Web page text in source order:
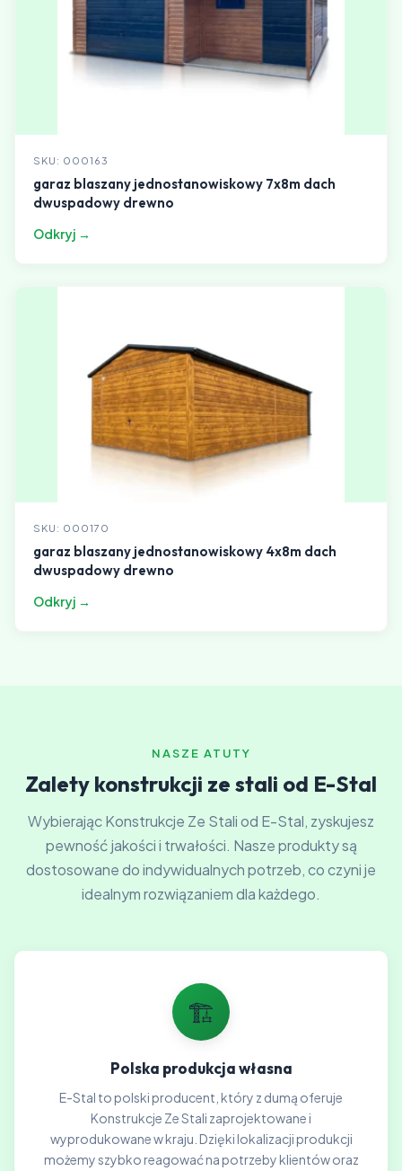
SKU: 000163
garaz blaszany jednostanowiskowy 7x8m dach
dwuspadowy drewno
Odkryj →
SKU: 000170
garaz blaszany jednostanowiskowy 4x8m dach
dwuspadowy drewno
Odkryj →
NASZE ATUTY
Zalety konstrukcji ze stali od E-Stal
Wybierając Konstrukcje Ze Stali od E-Stal, zyskujesz
pewność jakości i trwałości. Nasze produkty są
dostosowane do indywidualnych potrzeb, co czyni je
idealnym rozwiązaniem dla każdego.
🏗️
Polska produkcja własna
E-Stal to polski producent, który z dumą oferuje
Konstrukcje Ze Stali zaprojektowane i
wyprodukowane w kraju. Dzięki lokalizacji produkcji
możemy szybko reagować na potrzeby klientów oraz